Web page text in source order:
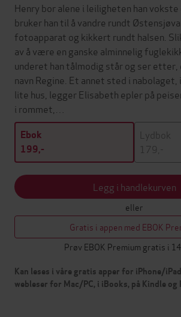
Henry bor alene i leiligheten han vokste
bruker han til å vandre rundt
fotoapparat og kikkert rundt halsen.
av å være en ganske alminnelig
underet han tålmodig står og ser etter,
navn Regine. Et annet sted i
lite hus, legger Elisabeth epler på
i rommet,…
Ebok
199,-
Lydbok
179,-
Legg i handlekurven
eller
Gratis i appen med EBOK
Prøv EBOK Premium gratis i
Kan leses i våre gratis apper for iPhone/
webleser for Mac/PC, i iBooks, på Kindle og